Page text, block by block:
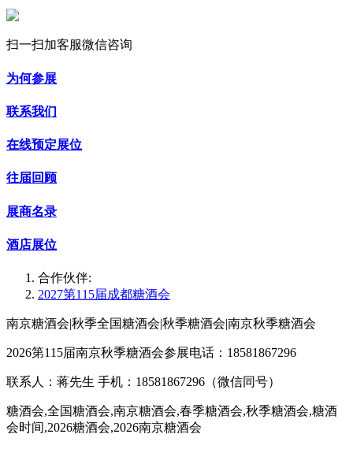
扫一扫加客服微信咨询
为何参展
联系我们
在线预定展位
往届回顾
展商名录
酒店展位
合作伙伴:
2027第115届成都糖酒会
南京糖酒会|秋季全国糖酒会|秋季糖酒会|南京秋季糖酒会
2026第115届南京秋季糖酒会参展电话：18581867296
联系人：蒋先生 手机：18581867296（微信同号）
糖酒会,全国糖酒会,南京糖酒会,春季糖酒会,秋季糖酒会,糖酒
会时间,2026糖酒会,2026南京糖酒会